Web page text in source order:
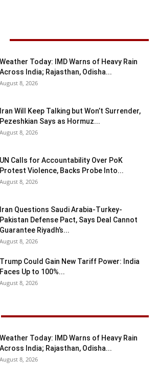
Weather Today: IMD Warns of Heavy Rain
Across India; Rajasthan, Odisha...
August 8, 2026
Iran Will Keep Talking but Won’t Surrender,
Pezeshkian Says as Hormuz...
August 8, 2026
UN Calls for Accountability Over PoK
Protest Violence, Backs Probe Into...
August 8, 2026
Iran Questions Saudi Arabia-Turkey-
Pakistan Defense Pact, Says Deal Cannot
Guarantee Riyadh’s...
August 8, 2026
Trump Could Gain New Tariff Power: India
Faces Up to 100%...
August 8, 2026
Weather Today: IMD Warns of Heavy Rain
Across India; Rajasthan, Odisha...
August 8, 2026